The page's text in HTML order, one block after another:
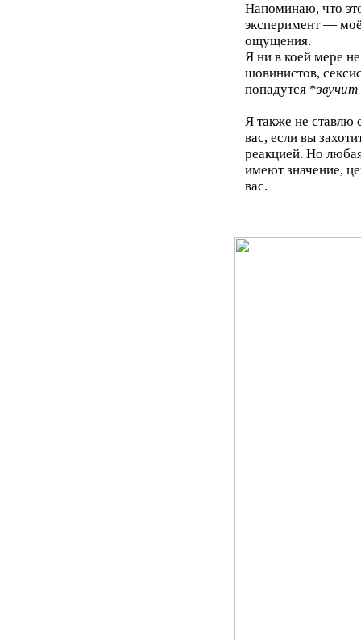
Напоминаю, что
эксперимент —
ощущения.
Я ни в коей мере
шовинистов,
попадутся *
Я также не ставлю
вас, если вы
реакцией. Но
имеют значение,
вас.